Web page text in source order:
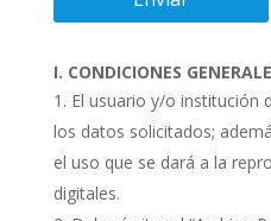
I. CONDICIONES
El usuario y/o institución
los datos solicitados;
el uso que se dará a la
digitales.